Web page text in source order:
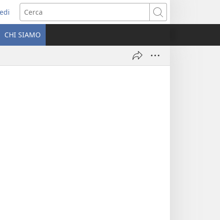
Cerca
CHI SIAMO